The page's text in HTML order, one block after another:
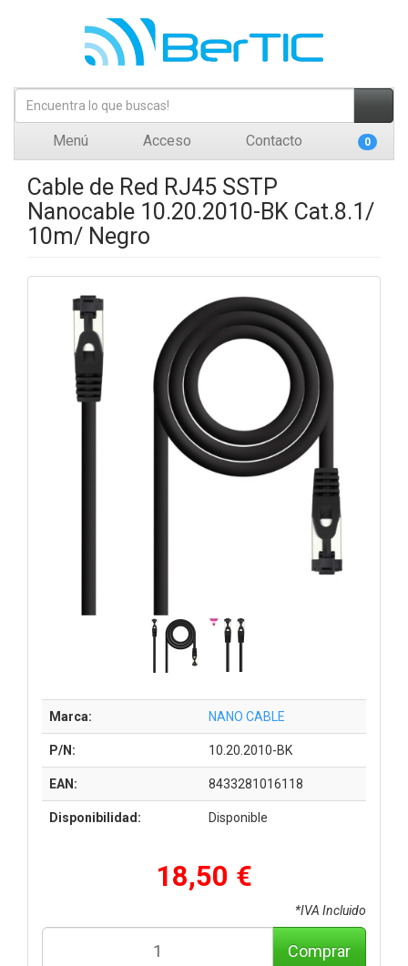
Menú Acceso Contacto 0
Cable de Red RJ45 SSTP
Nanocable 10.20.2010-BK Cat.8.1/
10m/ Negro
Marca: NANO CABLE
P/N: 10.20.2010-BK
EAN: 8433281016118
Disponibilidad: Disponible
18,50 €
*IVA Incluido
Comprar